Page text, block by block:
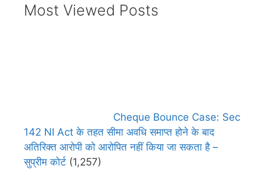
Most Viewed Posts
Cheque Bounce Case: Sec
142 NI Act के तहत सीमा अवधि समाप्त होने के बाद
अतिरिक्त आरोपी को आरोपित नहीं किया जा सकता है –
सुप्रीम कोर्ट (1,257)